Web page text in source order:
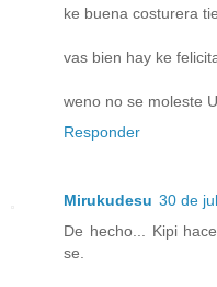
ke buena costurera
vas bien hay ke
weno no se moleste
Responder
Mirukudesu 30 de
De hecho... Kipi
se.